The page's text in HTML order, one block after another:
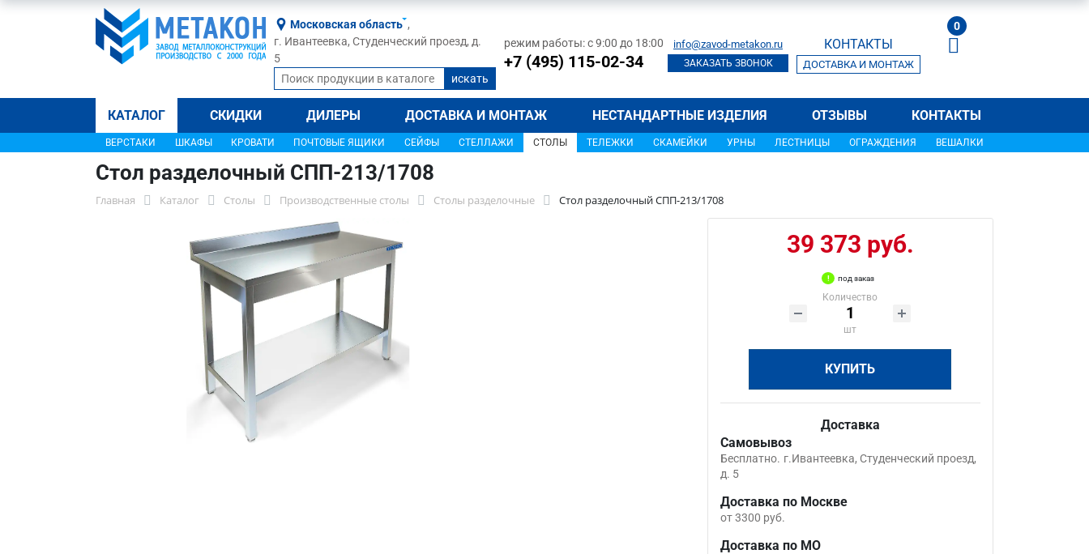
Московская область ,
г. Ивантеевка, Студенческий проезд, д.
5
режим работы: с 9:00 до 18:00
+7 (495) 115-02-34
info@zavod-metakon.ru
ЗАКАЗАТЬ ЗВОНОК
КОНТАКТЫ
ДОСТАВКА И МОНТАЖ
0
КАТАЛОГ СКИДКИ ДИЛЕРЫ ДОСТАВКА И МОНТАЖ НЕСТАНДАРТНЫЕ ИЗДЕЛИЯ ОТЗЫВЫ КОНТАКТЫ
ВЕРСТАКИ ШКАФЫ КРОВАТИ ПОЧТОВЫЕ ЯЩИКИ СЕЙФЫ СТЕЛЛАЖИ СТОЛЫ ТЕЛЕЖКИ СКАМЕЙКИ УРНЫ ЛЕСТНИЦЫ ОГРАЖДЕНИЯ ВЕШАЛКИ
Стол разделочный СПП-213/1708
Главная Каталог Столы Производственные столы Столы разделочные Стол разделочный СПП-213/1708
39 373 руб.
под заказ
Количество
шт
КУПИТЬ
Доставка
Самовывоз
Бесплатно. г.Ивантеевка, Студенческий проезд,
д. 5
Доставка по Москве
от 3300 руб.
Доставка по МО